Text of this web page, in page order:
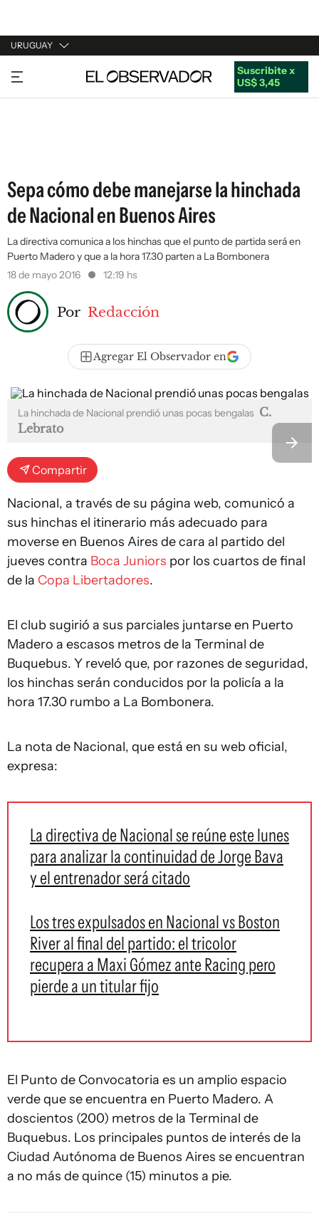
URUGUAY
URUGUAY
ARGENTINA
Suscribite x
US$ 3,45
Sepa cómo debe manejarse la hinchada
de Nacional en Buenos Aires
La directiva comunica a los hinchas que el punto de partida será en
Puerto Madero y que a la hora 17.30 parten a La Bombonera
18 de mayo 2016
12:19 hs
Por Redacción
Agregar El Observador en
La hinchada de Nacional prendió unas pocas bengalas C.
Lebrato
Compartir
Nacional, a través de su página web, comunicó a
sus hinchas el itinerario más adecuado para
moverse en Buenos Aires de cara al partido del
jueves contra Boca Juniors por los cuartos de final
de la Copa Libertadores.
El club sugirió a sus parciales juntarse en Puerto
Madero a escasos metros de la Terminal de
Buquebus. Y reveló que, por razones de seguridad,
los hinchas serán conducidos por la policía a la
hora 17.30 rumbo a La Bombonera.
La nota de Nacional, que está en su web oficial,
expresa:
La directiva de Nacional se reúne este lunes
para analizar la continuidad de Jorge Bava
y el entrenador será citado
Los tres expulsados en Nacional vs Boston
River al final del partido: el tricolor
recupera a Maxi Gómez ante Racing pero
pierde a un titular fijo
El Punto de Convocatoria es un amplio espacio
verde que se encuentra en Puerto Madero. A
doscientos (200) metros de la Terminal de
Buquebus. Los principales puntos de interés de la
Ciudad Autónoma de Buenos Aires se encuentran
a no más de quince (15) minutos a pie.